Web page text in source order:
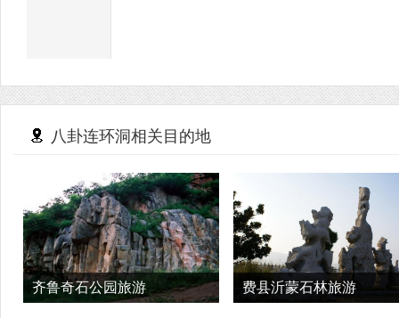
八卦连环洞相关目的地
齐鲁奇石公园旅游 费县沂蒙石林旅游